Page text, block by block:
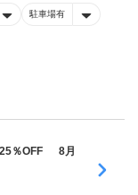
駐車場有
25％OFF 8月